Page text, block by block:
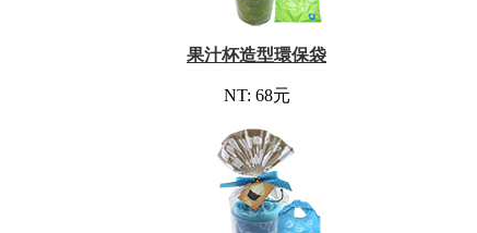
果汁杯造型環保袋
NT: 68元